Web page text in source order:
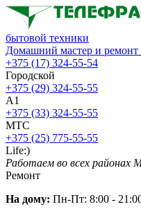
бытовой техники
Домашний мастер и ремонт
+375 (17) 324-55-54
Городской
+375 (29) 324-55-55
A1
+375 (33) 324-55-55
МТС
+375 (25) 775-55-55
Life:)
Работаем во всех районах
Ремонт
На дому: Пн-Пт: 8:00 -